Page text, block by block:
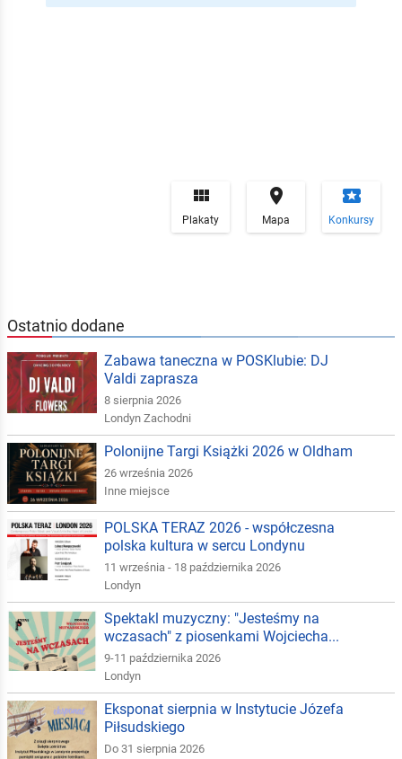

Plakaty

Mapa
local_play
Konkursy
Ostatnio dodane
Zabawa taneczna w POSKlubie: DJ
Valdi zaprasza
8 sierpnia 2026
Londyn Zachodni
Polonijne Targi Książki 2026 w Oldham
26 września 2026
Inne miejsce
POLSKA TERAZ 2026 - współczesna
polska kultura w sercu Londynu
11 września - 18 października 2026
Londyn
Spektakl muzyczny: "Jesteśmy na
wczasach" z piosenkami Wojciecha...
9-11 października 2026
Londyn
Eksponat sierpnia w Instytucie Józefa
Piłsudskiego
Do 31 sierpnia 2026